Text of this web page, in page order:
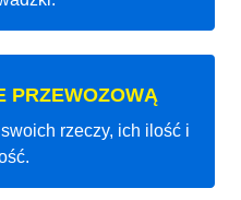
PRZEWOZOWĄ
rzeczy, ich ilość i